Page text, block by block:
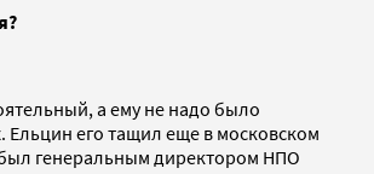
а ему не надо было
Ельцин его тащил еще в московском
генеральным директором НПО